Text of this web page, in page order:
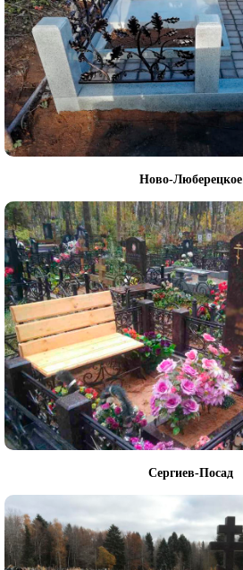
Ново-Люберецкое
Сергиев-Посад